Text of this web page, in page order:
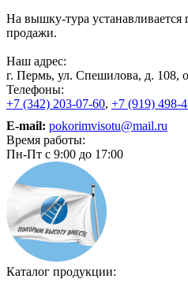
На вышку-тура устанавливается
продажи.
Наш адрес:
г. Пермь, ул. Спешилова, д. 108,
Телефоны:
+7 (342) 203-07-60, +7 (919) 498-
E-mail: pokorimvisotu@mail.ru
Время работы:
Пн-Пт с 9:00 до 17:00
Каталог продукции: